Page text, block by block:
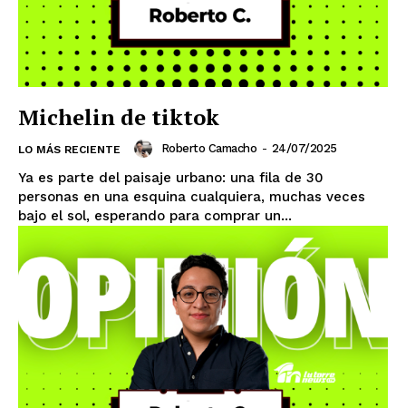
SUSCRIBIRSE
Estados
Aguascalientes Baja California
Baja California Sur Campeche
Chiapas
Chihuahua
Ciudad de México Coahuila
Colima Durango
Estado de México
Guanajuato
Guerrero Hidalgo
Jalisco
Michoacán
Zacatecas Yucatán Veracruz
Tamaulipas Tabasco
Sonora
Michelin de tiktok
LO MÁS RECIENTE Roberto Camacho - 24/07/2025
Ya es parte del paisaje urbano: una fila de 30
personas en una esquina cualquiera, muchas veces
bajo el sol, esperando para comprar un...